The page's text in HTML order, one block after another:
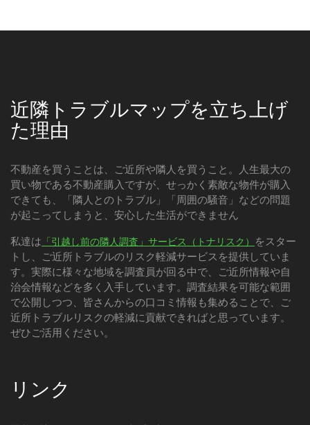
近隣トラブルマップを立ち上げ
た理由
不動産を買うことは、ご近所や隣人を買うこと。人生最大の
買い物である不動産購入ですが、せっかく素敵な物件が購入
できても、「隣人とのトラブル」「周囲の騒音」などの問題
が起こってしまうと、安心した生活ができません
私達は 「引越し前の隣人調査」サービス（トナリスク） をスター
トし、ご近所トラブルのリスク軽減サービスを提供していま
す。実際に様々な地域を調査員が回る中で、ご近所情報や自
治会情報などを多く入手しています。調査結果を可能な範囲
で公開しつつ、皆さんからの口コミ情報も集めることで、ご
近所トラブルリスクの軽減に貢献できればと思っています。
ぜひご活用ください。
リンク